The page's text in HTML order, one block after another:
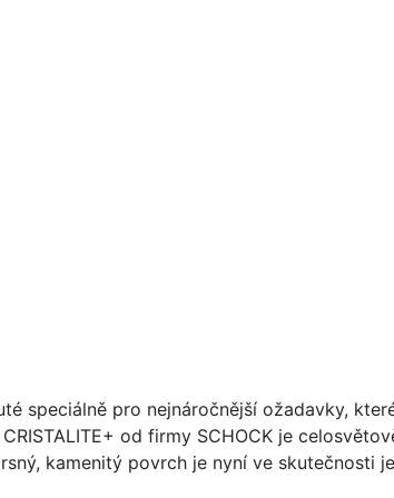
speciálně pro nejnáročnější ožadavky,
od firmy SCHOCK je
kamenitý povrch je nyní ve skutečnosti